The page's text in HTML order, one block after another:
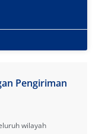
Pengiriman
wilayah